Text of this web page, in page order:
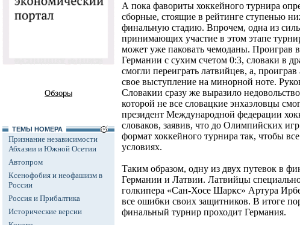
Обзоры
ТЕМЫ НОМЕРА
Признание независимости
Абхазии и Южной Осетии
Автопром
Ксенофобия и неофашизм в
России
Россия и Прибалтика
Исторические версии
А пока фавориты хоккейного турнира
сборные, стоящие в рейтинге ступенью
финальную стадию. Впрочем, одна из
принимающих участие в этом этапе
может уже паковать чемоданы. Проиграв
Германии с сухим счетом 0:3, словаки в
смогли переиграть латвийцев, а,
свое выступление на минорной ноте.
Словакии сразу же выразило
которой не все словацкие энхаэловцы
президент Международной федерации
словаков, заявив, что до Олимпийских
формат хоккейного турнира так, чтобы
условиях.
Таким образом, одну из двух путевок в
Германии и Латвии. Латвийцы
голкипера «Сан-Хосе Шаркс» Артура
все ошибки своих защитников. В итоге
финальный турнир проходит Германия.